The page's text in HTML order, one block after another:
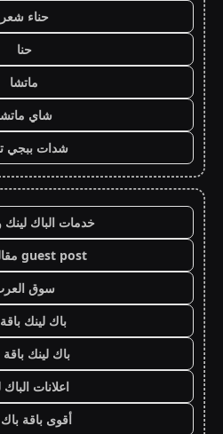
حناء شعر
حنا
ماتشا
شاي
شدات ببجي
خدمات الباك
guest post مقال ضيف
سوق
باك لينك باقة
باك لينك باقة 100
اعلانات الباك
أقوى باقة